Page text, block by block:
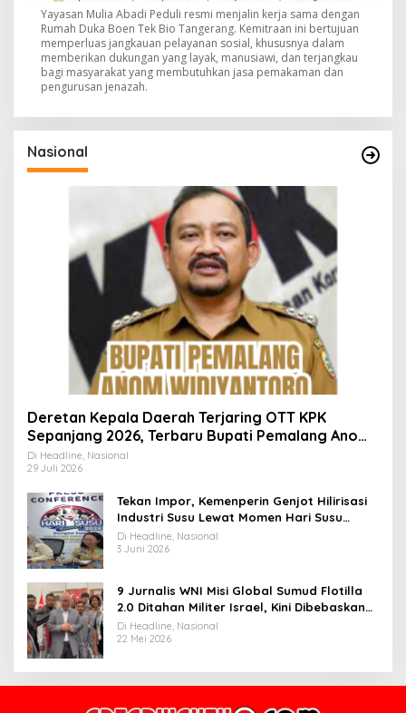
Yayasan Mulia Abadi Peduli resmi menjalin kerja sama dengan
Rumah Duka Boen Tek Bio Tangerang. Kemitraan ini bertujuan
memperluas jangkauan pelayanan sosial, khususnya dalam
memberikan dukungan yang layak, manusiawi, dan terjangkau
bagi masyarakat yang membutuhkan jasa pemakaman dan
pengurusan jenazah.
Nasional
Deretan Kepala Daerah Terjaring OTT KPK
Sepanjang 2026, Terbaru Bupati Pemalang Anom
Widiyantoro
Di Headline, Nasional
29 Juli 2026
Tekan Impor, Kemenperin Genjot Hilirisasi
Industri Susu Lewat Momen Hari Susu
Nusantara 2026
Di Headline, Nasional
3 Juni 2026
9 Jurnalis WNI Misi Global Sumud Flotilla
2.0 Ditahan Militer Israel, Kini Dibebaskan
dan Dievakuasi ke Istanbul
Di Headline, Nasional
22 Mei 2026